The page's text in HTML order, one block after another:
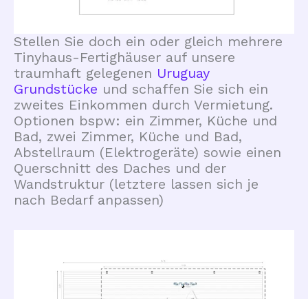
Stellen Sie doch ein oder gleich mehrere
Tinyhaus-Fertighäuser auf unsere
traumhaft gelegenen Uruguay
Grundstücke und schaffen Sie sich ein
zweites Einkommen durch Vermietung.
Optionen bspw: ein Zimmer, Küche und
Bad, zwei Zimmer, Küche und Bad,
Abstellraum (Elektrogeräte) sowie einen
Querschnitt des Daches und der
Wandstruktur (letztere lassen sich je
nach Bedarf anpassen)